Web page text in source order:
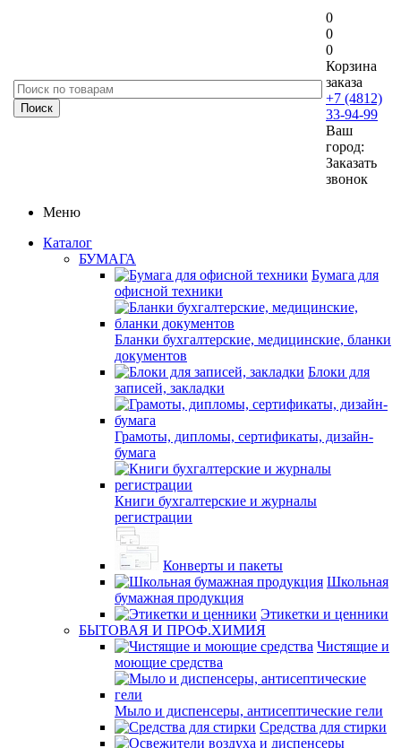
0
0
0
Корзина
заказа
+7 (4812)
33-94-99
Ваш
город:
Заказать
звонок
Меню
Каталог
БУМАГА
Бумага для
офисной техники
Бланки бухгалтерские, медицинские, бланки
документов
Блоки для
записей, закладки
Грамоты, дипломы, сертификаты, дизайн-
бумага
Книги бухгалтерские и журналы
регистрации
Конверты и пакеты
Школьная
бумажная продукция
Этикетки и ценники
БЫТОВАЯ И ПРОФ.ХИМИЯ
Чистящие и
моющие средства
Мыло и диспенсеры, антисептические гели
Средства для стирки